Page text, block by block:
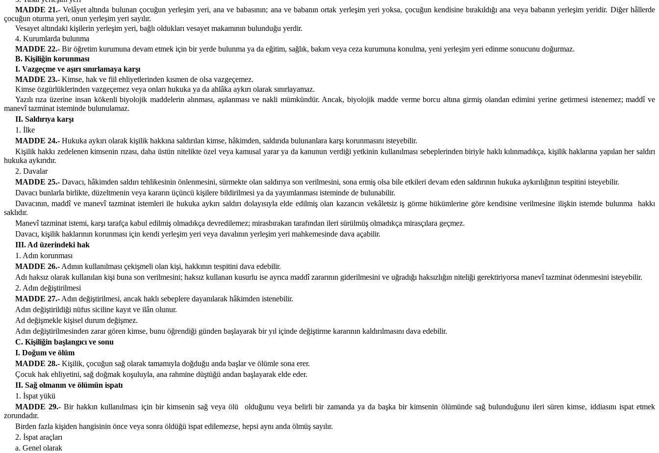
MADDE 21.-Velâyet altında bulunan çocuğun yerleşim yeri, ana ve babasının; ana ve babanın ortak yerleşim yeri yoksa, çocuğun kendisine bırakıldığı ana veya babanın yerleşim yeridir. Diğer hâllerde
çocuğun oturma yeri, onun yerleşim yeri sayılır.
Vesayet altındaki kişilerin yerleşim yeri, bağlı oldukları vesayet makamının bulunduğu yerdir.
4. Kurumlarda bulunma
MADDE 22.-Bir öğretim kurumuna devam etmek için bir yerde bulunma ya da eğitim, sağlık, bakım veya ceza kurumuna konulma, yeni yerleşim yeri edinme sonucunu doğurmaz.
B. Kişiliğin korunması
I. Vazgeçme ve aşırı sınırlamaya karşı
MADDE 23.-Kimse, hak ve fiil ehliyetlerinden kısmen de olsa vazgeçemez.
Kimse özgürlüklerinden vazgeçemez veya onları hukuka ya da ahlâka aykırı olarak sınırlayamaz.
Yazılı rıza üzerine insan kökenli biyolojik maddelerin alınması, aşılanması ve nakli mümkündür. Ancak, biyolojik madde verme borcu altına girmiş olandan edimini yerine getirmesi istenemez; maddî ve
manevî tazminat isteminde bulunulamaz.
II. Saldırıya karşı
1. İlke
MADDE 24.-Hukuka aykırı olarak kişilik hakkına saldırılan kimse, hâkimden, saldırıda bulunanlara karşı korunmasını isteyebilir.
Kişilik hakkı zedelenen kimsenin rızası, daha üstün nitelikte özel veya kamusal yarar ya da kanunun verdiği yetkinin kullanılması sebeplerinden biriyle haklı kılınmadıkça, kişilik haklarına yapılan her saldırı
hukuka aykırıdır.
2. Davalar
MADDE 25.-Davacı, hâkimden saldırı tehlikesinin önlenmesini, sürmekte olan saldırıya son verilmesini, sona ermiş olsa bile etkileri devam eden saldırının hukuka aykırılığının tespitini isteyebilir.
Davacı bunlarla birlikte, düzeltmenin veya kararın üçüncü kişilere bildirilmesi ya da yayımlanması isteminde de bulunabilir.
Davacının, maddî ve manevî tazminat istemleri ile hukuka aykırı saldırı dolayısıyla elde edilmiş olan kazancın vekâletsiz iş görme hükümlerine göre kendisine verilmesine ilişkin istemde bulunma
hakkı
saklıdır.
Manevî tazminat istemi, karşı tarafça kabul edilmiş olmadıkça devredilemez; mirasbırakan tarafından ileri sürülmüş olmadıkça mirasçılara geçmez.
Davacı, kişilik haklarının korunması için kendi yerleşim yeri veya davalının yerleşim yeri mahkemesinde dava açabilir.
III. Ad üzerindeki hak
1. Adın korunması
MADDE 26.-Adının kullanılması çekişmeli olan kişi, hakkının tespitini dava edebilir.
Adı haksız olarak kullanılan kişi buna son verilmesini; haksız kullanan kusurlu ise ayrıca maddî zararının giderilmesini ve uğradığı haksızlığın niteliği gerektiriyorsa manevî tazminat ödenmesini isteyebilir.
2. Adın değiştirilmesi
MADDE 27.-Adın değiştirilmesi, ancak haklı sebeplere dayanılarak hâkimden istenebilir.
Adın değiştirildiği nüfus siciline kayıt ve ilân olunur.
Ad değişmekle kişisel durum değişmez.
Adın değiştirilmesinden zarar gören kimse, bunu öğrendiği günden başlayarak bir yıl içinde değiştirme kararının kaldırılmasını dava edebilir.
C. Kişiliğin başlangıcı ve sonu
I. Doğum ve ölüm
MADDE 28.-Kişilik, çocuğun sağ olarak tamamıyla doğduğu anda başlar ve ölümle sona erer.
Çocuk hak ehliyetini, sağ doğmak koşuluyla, ana rahmine düştüğü andan başlayarak elde eder.
II. Sağ olmanın ve ölümün ispatı
1. İspat yükü
MADDE 29.-Bir hakkın kullanılması için bir kimsenin sağ veya ölü
olduğunu veya belirli bir zamanda ya da başka bir kimsenin ölümünde sağ bulunduğunu ileri süren kimse, iddiasını ispat etmek
zorundadır.
Birden fazla kişiden hangisinin önce veya sonra öldüğü ispat edilemezse, hepsi aynı anda ölmüş sayılır.
2. İspat araçları
a. Genel olarak